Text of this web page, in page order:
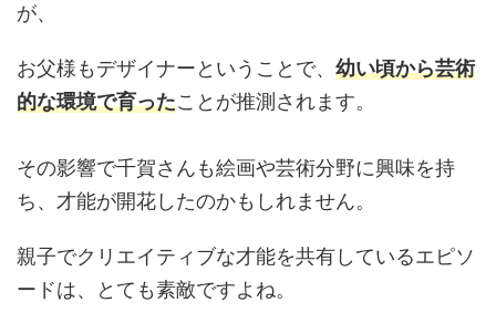
が、
お父様もデザイナーということで、 幼い頃から芸術
的な環境で育ったことが推測されます。
その影響で千賀さんも絵画や芸術分野に興味を持
ち、才能が開花したのかもしれません。
親子でクリエイティブな才能を共有しているエピソ
ードは、とても素敵ですよね。